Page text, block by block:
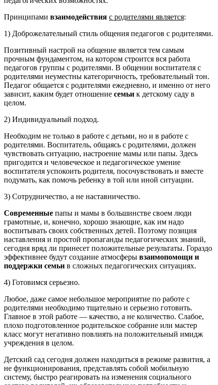
Принципами взаимодействия с родителями является:
1) Доброжелательный стиль общения педагогов с родителями.
Позитивный настрой на общение является тем самым
прочным фундаментом, на котором строится вся работа
педагогов группы с родителями. В общении воспитателя с
родителями неуместны категоричность, требовательный тон.
Педагог общается с родителями ежедневно, и именно от него
зависит, каким будет отношение семьи к детскому саду в
целом.
2) Индивидуальный подход.
Необходим не только в работе с детьми, но и в работе с
родителями. Воспитатель, общаясь с родителями, должен
чувствовать ситуацию, настроение мамы или папы. Здесь
пригодится и человеческое и педагогическое умение
воспитателя успокоить родителя, посочувствовать и вместе
подумать, как помочь ребенку в той или иной ситуации.
3) Сотрудничество, а не наставничество.
Современные папы и мамы в большинстве своем люди
грамотные, и, конечно, хорошо знающие, как им надо
воспитывать своих собственных детей. Поэтому позиция
наставления и простой пропаганды педагогических знаний,
сегодня вряд ли принесет положительные результаты. Гораздо
эффективнее будут создание атмосферы взаимопомощи и
поддержки семьи в сложных педагогических ситуациях.
4) Готовимся серьезно.
Любое, даже самое небольшое мероприятие по работе с
родителями необходимо тщательно и серьезно готовить.
Главное в этой работе — качество, а не количество. Слабое,
плохо подготовленное родительское собрание или мастер
класс могут негативно повлиять на положительный имидж
учреждения в целом.
Детский сад сегодня должен находиться в режиме развития, а
не функционирования, представлять собой мобильную
систему, быстро реагировать на изменения социального